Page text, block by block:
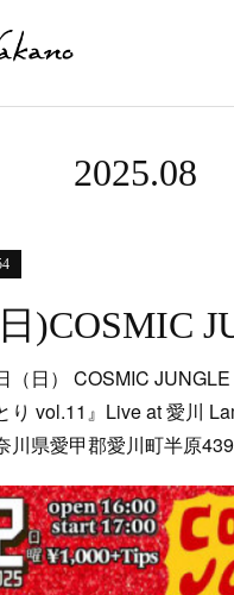
2025.08
（日） COSMIC
り vol.11』Live at 愛川
川県愛甲郡愛川町半原